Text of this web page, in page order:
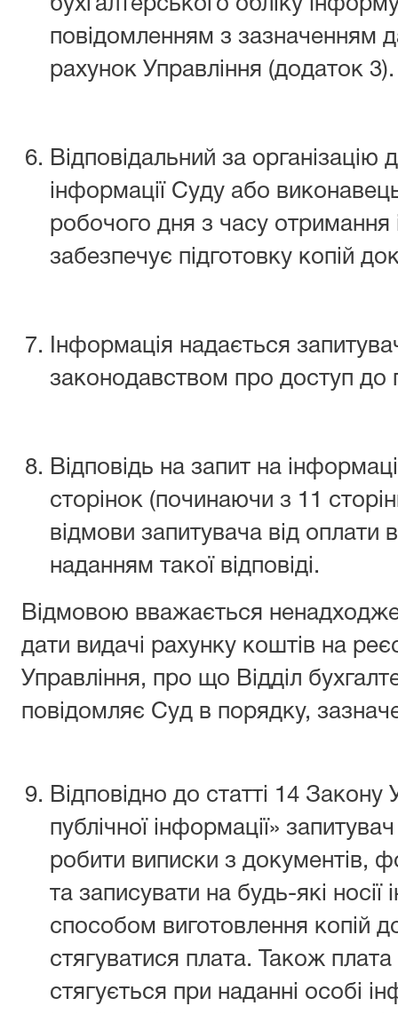
бухгалтерського обліку
повідомленням з зазначенням
рахунок Управління (додаток 3).
Відповідальний за організацію
інформації Суду або
робочого дня з часу отримання
забезпечує підготовку копій
Інформація надається
законодавством про доступ до
Відповідь на запит на
сторінок (починаючи з 11
відмови запитувача від оплати
наданням такої відповіді.
Відмовою вважається
дати видачі рахунку коштів на
Управління, про що Відділ
повідомляє Суд в порядку,
Відповідно до статті 14
публічної інформації»
робити виписки з документів,
та записувати на будь-які
способом виготовлення копій
стягуватися плата. Також
стягується при наданні особі